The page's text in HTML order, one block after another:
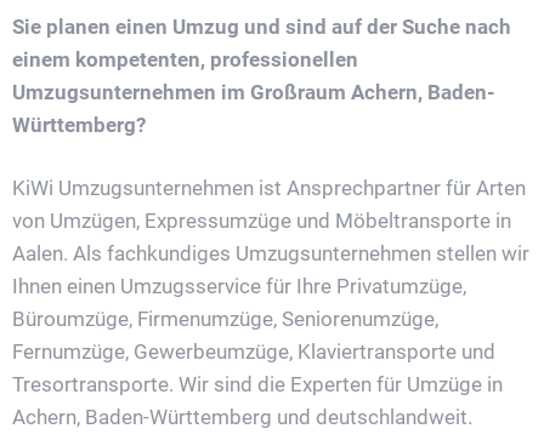
Sie planen einen Umzug und sind auf der Suche nach
einem kompetenten, professionellen
Umzugsunternehmen im Großraum Achern, Baden-
Württemberg?
KiWi Umzugsunternehmen ist Ansprechpartner für Arten
von Umzügen, Expressumzüge und Möbeltransporte in
Aalen. Als fachkundiges Umzugsunternehmen stellen wir
Ihnen einen Umzugsservice für Ihre Privatumzüge,
Büroumzüge, Firmenumzüge, Seniorenumzüge,
Fernumzüge, Gewerbeumzüge, Klaviertransporte und
Tresortransporte. Wir sind die Experten für Umzüge in
Achern, Baden-Württemberg und deutschlandweit.